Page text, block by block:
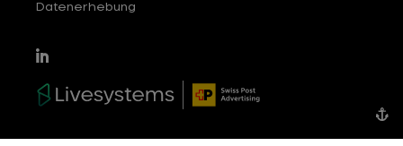
Datenerhebung